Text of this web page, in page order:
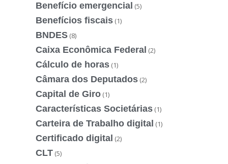
Benefício emergencial (5)
Benefícios fiscais (1)
BNDES (8)
Caixa Econômica Federal (2)
Cálculo de horas (1)
Câmara dos Deputados (2)
Capital de Giro (1)
Características Societárias (1)
Carteira de Trabalho digital (1)
Certificado digital (2)
CLT (5)